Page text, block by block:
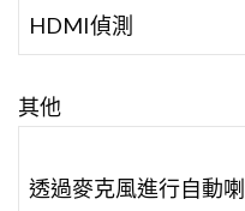
HDMI偵測
其他
透過麥克風進行自動喇